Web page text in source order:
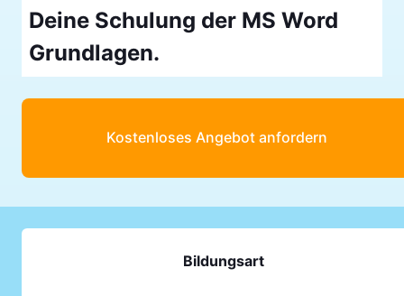
Deine Schulung der MS Word
Grundlagen.
Kostenloses Angebot anfordern
Bildungsart